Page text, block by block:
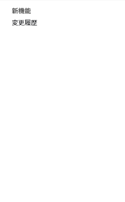
新機能
変更履歴